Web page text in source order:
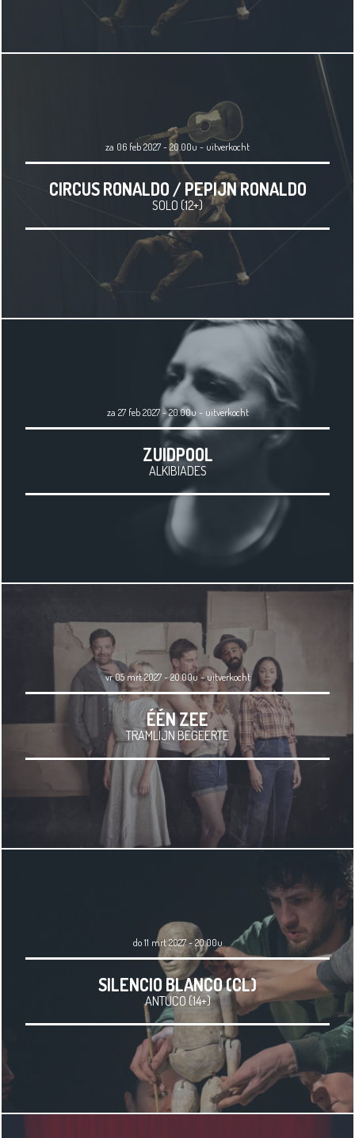
za 06 feb 2027 - 20.00u- uitverkocht
CIRCUS RONALDO / PEPIJN RONALDO
SOLO (12+)
za 27 feb 2027 - 20.00u - uitverkocht
ZUIDPOOL
ALKIBIADES
vr 05 mrt 2027 - 20.00u -uitverkocht
ÉÉN ZEE
TRAMLIJN BEGEERTE
do 11 mrt 2027 - 20.00u
SILENCIO BLANCO (CL)
ANTUCO (14+)